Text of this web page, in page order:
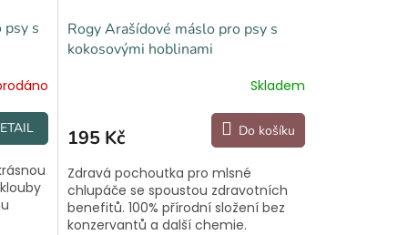
psy s
Rogy Arašídové máslo pro psy s
kokosovými hoblinami
Skladem
195 Kč Do košíku
Zdravá pochoutka pro mlsné
chlupáče se spoustou zdravotních
benefitů. 100% přírodní složení bez
konzervantů a další chemie.